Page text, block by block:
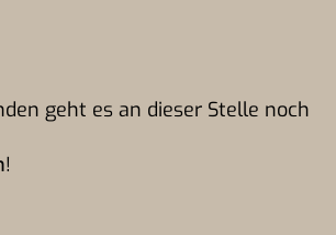
geht es an dieser Stelle noch
!